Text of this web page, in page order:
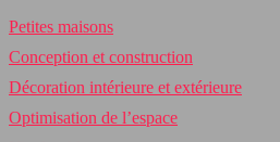
Petites maisons
Conception et construction
Décoration intérieure et extérieure
Optimisation de l’espace